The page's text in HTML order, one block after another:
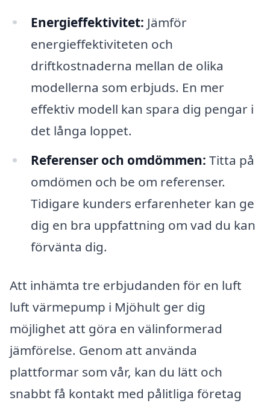
Energieffektivitet: Jämför
energieffektiviteten och
driftkostnaderna mellan de olika
modellerna som erbjuds. En mer
effektiv modell kan spara dig pengar i
det långa loppet.
Referenser och omdömmen: Titta på
omdömen och be om referenser.
Tidigare kunders erfarenheter kan ge
dig en bra uppfattning om vad du kan
förvänta dig.
Att inhämta tre erbjudanden för en luft
luft värmepump i Mjöhult ger dig
möjlighet att göra en välinformerad
jämförelse. Genom att använda
plattformar som vår, kan du lätt och
snabbt få kontakt med pålitliga företag